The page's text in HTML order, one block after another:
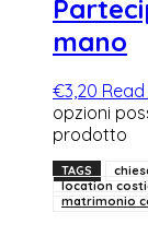
mano
€3,20
opzioni
prodotto
TAGS
location
matrimonio